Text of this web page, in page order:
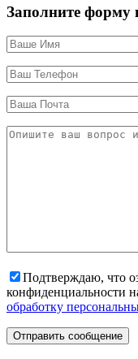
Заполните форму
Подтверждаю, что
конфиденциальности
обработку